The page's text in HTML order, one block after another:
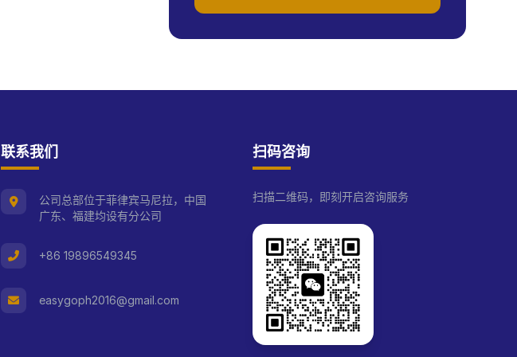
联系我们
公司总部位于菲律宾马尼拉，中国
广东、福建均设有分公司
+86 19896549345
easygoph2016@gmail.com
扫码咨询
扫描二维码，即刻开启咨询服务